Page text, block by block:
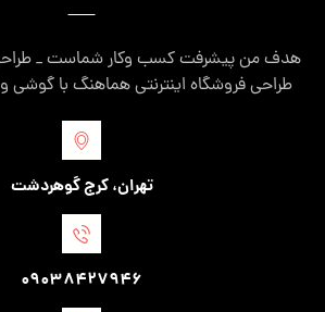
هدف من پیشرفت کسب وکار شماست _
طراحی فروشگاه اینترنتی هماهنگ با گوشی و
تهران، کرج گوهردشت
09038427946